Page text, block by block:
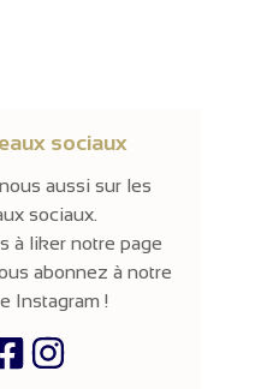
sociaux
aussi sur les
sociaux.
à liker notre page
abonnez à notre
Instagram !